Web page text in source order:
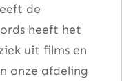
de
heeft het
uit films en
onze afdeling